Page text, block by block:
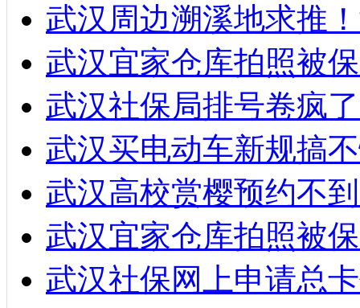
武汉周边溯溪地求推
武汉宜家仓库拍照被
武汉社保局排号卷疯
武汉买电动车新规搞
武汉高校赏樱预约不
武汉宜家仓库拍照被
武汉社保网上申请总